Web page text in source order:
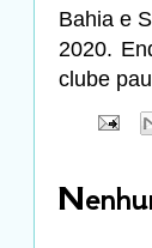
Bahia e
2020.
clube